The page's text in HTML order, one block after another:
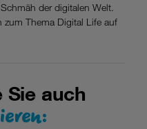
der digitalen Welt.
Thema Digital Life auf
Sie auch